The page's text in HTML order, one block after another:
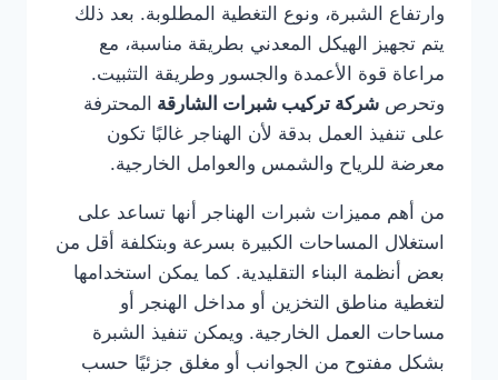
وارتفاع الشبرة، ونوع التغطية المطلوبة. بعد ذلك
يتم تجهيز الهيكل المعدني بطريقة مناسبة، مع
مراعاة قوة الأعمدة والجسور وطريقة التثبيت.
وتحرص شركة تركيب شبرات الشارقة المحترفة
على تنفيذ العمل بدقة لأن الهناجر غالبًا تكون
معرضة للرياح والشمس والعوامل الخارجية.
من أهم مميزات شبرات الهناجر أنها تساعد على
استغلال المساحات الكبيرة بسرعة وبتكلفة أقل من
بعض أنظمة البناء التقليدية. كما يمكن استخدامها
لتغطية مناطق التخزين أو مداخل الهنجر أو
مساحات العمل الخارجية. ويمكن تنفيذ الشبرة
بشكل مفتوح من الجوانب أو مغلق جزئيًا حسب